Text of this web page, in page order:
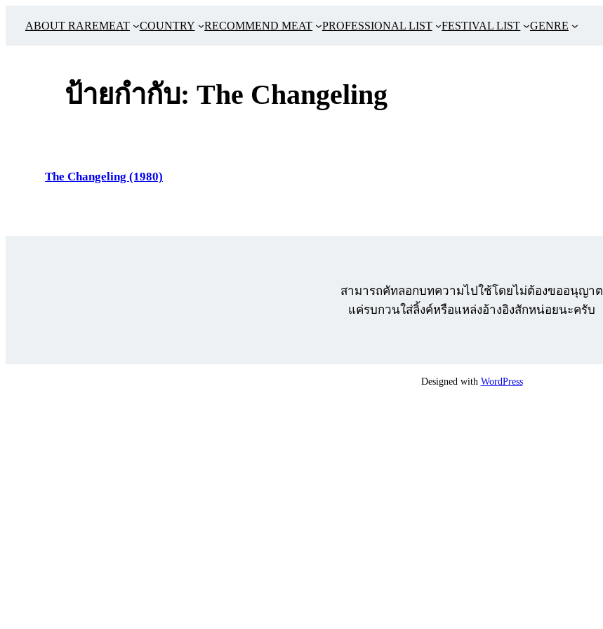
ABOUT RAREMEAT COUNTRY RECOMMEND MEAT PROFESSIONAL LIST FESTIVAL LIST GENRE
ป้ายกำกับ: The Changeling
The Changeling (1980)
สามารถคัทลอกบทความไปใช้โดยไม่ต้องขออนุญาต
แค่รบกวนใส่ลิ้งค์หรือแหล่งอ้างอิงสักหน่อยนะครับ
Designed with WordPress